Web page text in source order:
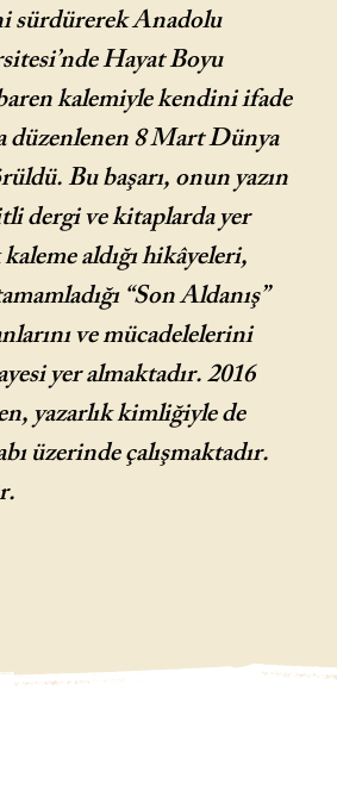
sürdürerek Anadolu
Hayat Boyu
kalemiyle kendini ifade
düzenlenen 8 Mart Dünya
Bu başarı, onun yazın
dergi ve kitaplarda yer
aldığı hikâyeleri,
“Son Aldanış”
ve mücadelelerini
yer almaktadır. 2016
yazarlık kimliğiyle de
üzerinde çalışmaktadır.